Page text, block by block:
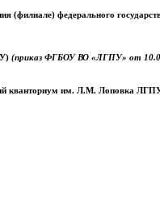
федерального
(приказ ФГБОУ ВО «ЛГПУ» от
кванториум им. Л.М. Лоповка